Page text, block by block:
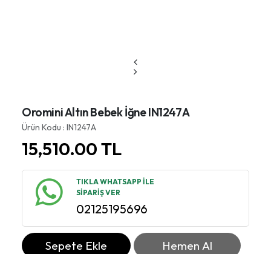
Oromini Altın Bebek İğne IN1247A
Ürün Kodu : IN1247A
15,510.00TL
TIKLA WHATSAPP İLE
SİPARİŞ VER
02125195696
Sepete Ekle Hemen Al